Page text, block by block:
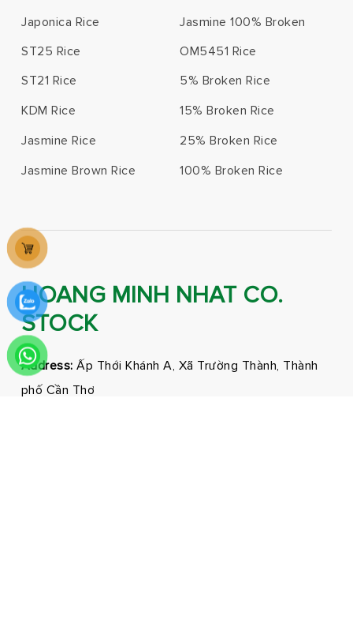
Japonica Rice
ST25 Rice
ST21 Rice
KDM Rice
Jasmine Rice
Jasmine Brown Rice
Jasmine 100% Broken
OM5451 Rice
5% Broken Rice
15% Broken Rice
25% Broken Rice
100% Broken Rice
HOANG MINH NHAT CO.
STOCK
Address:Ấp Thới Khánh A, Xã Trường Thành, Thành
phố Cần Thơ